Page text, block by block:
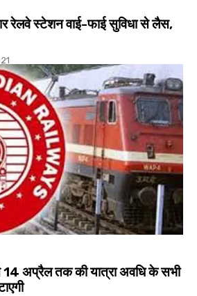
रेलवे स्टेशन वाई-फाई सुविधा से लैस,
14 अप्रैल तक की यात्रा अवधि के सभी